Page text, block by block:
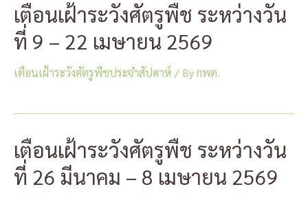
เตือนเฝ้าระวังศัตรูพืช ระหว่างวัน
ที่ 9 – 22 เมษายน 2569
เตือนเฝ้าระวังศัตรูพืชประจำสัปดาห์ / Byกพต.
เตือนเฝ้าระวังศัตรูพืช ระหว่างวัน
ที่ 26 มีนาคม – 8 เมษายน 2569